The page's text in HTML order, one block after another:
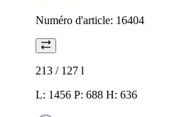
Numéro d'article: 16404
213 / 127 l
L: 1456 P: 688 H: 636